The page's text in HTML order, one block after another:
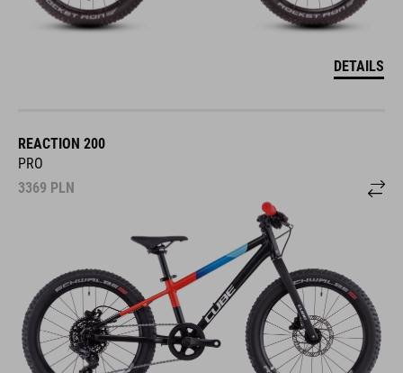
DETAILS
REACTION 200
PRO
3369 PLN